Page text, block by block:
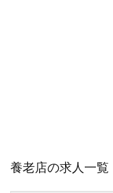
養老店の求人一覧